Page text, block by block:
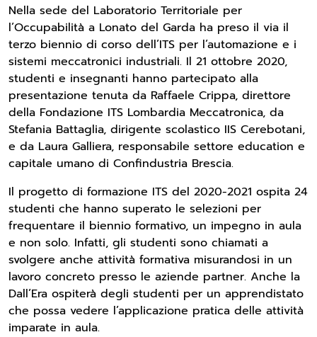
Nella sede del Laboratorio Territoriale per
l’Occupabilità a Lonato del Garda ha preso il via il
terzo biennio di corso dell’ITS per l’automazione e i
sistemi meccatronici industriali. Il 21 ottobre 2020,
studenti e insegnanti hanno partecipato alla
presentazione tenuta da Raffaele Crippa, direttore
della Fondazione ITS Lombardia Meccatronica, da
Stefania Battaglia, dirigente scolastico IIS Cerebotani,
e da Laura Galliera, responsabile settore education e
capitale umano di Confindustria Brescia.
Il progetto di formazione ITS del 2020-2021 ospita 24
studenti che hanno superato le selezioni per
frequentare il biennio formativo, un impegno in aula
e non solo. Infatti, gli studenti sono chiamati a
svolgere anche attività formativa misurandosi in un
lavoro concreto presso le aziende partner. Anche la
Dall’Era ospiterà degli studenti per un apprendistato
che possa vedere l’applicazione pratica delle attività
imparate in aula.